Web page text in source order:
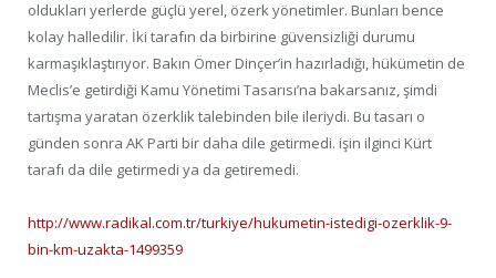
oldukları yerlerde güçlü yerel, özerk yönetimler. Bunları bence
kolay halledilir. İki tarafın da birbirine güvensizliği durumu
karmaşıklaştırıyor. Bakın Ömer Dinçer’in hazırladığı, hükümetin de
Meclis’e getirdiği Kamu Yönetimi Tasarısı’na bakarsanız, şimdi
tartışma yaratan özerklik talebinden bile ileriydi. Bu tasarı o
günden sonra AK Parti bir daha dile getirmedi. işin ilginci Kürt
tarafı da dile getirmedi ya da getiremedi.
http://www.radikal.com.tr/turkiye/hukumetin-istedigi-ozerklik-9-
bin-km-uzakta-1499359